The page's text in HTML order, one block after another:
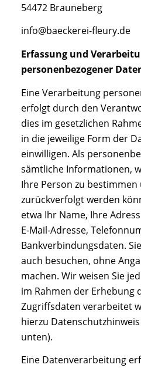
54472 Brauneberg
info@baeckerei-fleury.de
Erfassung und
personenbezogener
Eine Verarbeitung
erfolgt durch den
dies im gesetzlichen
in die jeweilige Form der
einwilligen. Als
sämtliche Informationen,
Ihre Person zu bestimmen
zurückverfolgt werden
etwa Ihr Name, Ihre
E-Mail-Adresse,
Bankverbindungsdaten.
auch besuchen, ohne
machen. Wir weisen Sie
im Rahmen der Erhebung
Zugriffsdaten verarbeitet
hierzu
unten).
Eine Datenverarbeitung